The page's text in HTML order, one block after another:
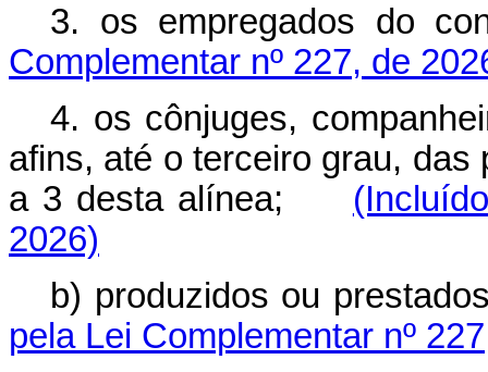
3. os empregados do
Complementar nº 227, de
4. os cônjuges,
afins, até o terceiro grau,
a 3 desta alínea;
2026)
b) produzidos ou
pela Lei Complementar nº